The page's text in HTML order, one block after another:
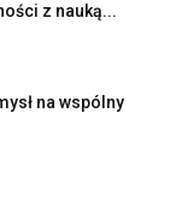
z nauką...
na wspólny